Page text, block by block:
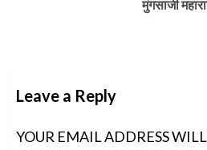
मुंगसाजी
Leave a Reply
YOUR EMAIL ADDRESS